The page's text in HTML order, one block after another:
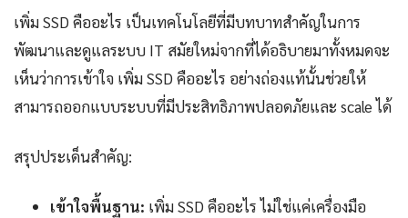
เพิ่ม SSD คืออะไร เป็นเทคโนโลยีที่มีบทบาทสำคัญในการ
พัฒนาและดูแลระบบ IT สมัยใหม่จากที่ได้อธิบายมาทั้งหมดจะ
เห็นว่าการเข้าใจ เพิ่ม SSD คืออะไร อย่างถ่องแท้นั้นช่วยให้
สามารถออกแบบระบบที่มีประสิทธิภาพปลอดภัยและ scale ได้
สรุปประเด็นสำคัญ:
เข้าใจพื้นฐาน: เพิ่ม SSD คืออะไร ไม่ใช่แค่เครื่องมือ